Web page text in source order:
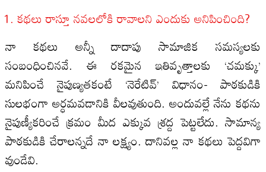
కథలు రాస్తూ నవలలోకి రావాలని ఎందుకు అనిపించింది?
నా కథలు అన్నీ దాదాపు సామాజిక సమస్యలకు
సంబంధించినవే. ఈ రకమైన ఇతివృత్తాలకు ‘చమక్కు’
మనిపించే నైపుణ్యతకంటే ‘నెరేటివ్‌’ విధానం- పాఠకుడికి
సులభంగా అర్ధమవడానికి వీలవుతుంది. అందువల్లే నేను కథను
నైపుణ్యీకరించే క్రమం మీద ఎక్కువ శ్రద్ద పెట్టలేదు. సామాన్య
పాఠకుడికి చేరాలన్నదే నా లక్ష్యం. దానివల్ల నా కథలు పెద్దవిగా
వుండేవి.